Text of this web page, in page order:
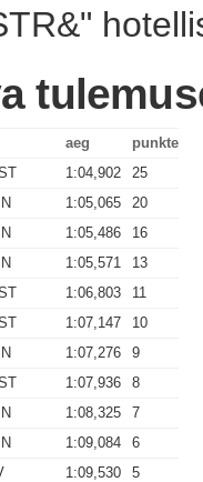
aeg
punkte
1:04,902
25
1:05,065
20
1:05,486
16
1:05,571
13
1:06,803
11
1:07,147
10
1:07,276
9
1:07,936
8
1:08,325
7
1:09,084
6
1:09,530
5